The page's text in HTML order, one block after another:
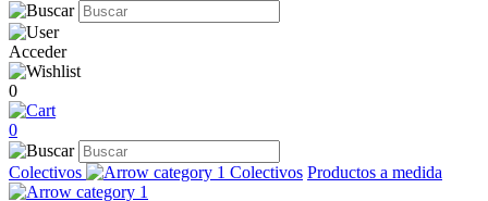
Acceder
0
0
Colectivos Colectivos Productos a medida